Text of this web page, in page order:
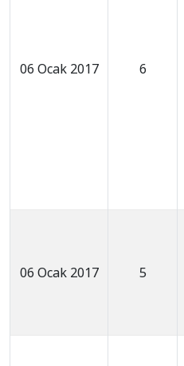
06 Ocak 2017 6
06 Ocak 2017 5